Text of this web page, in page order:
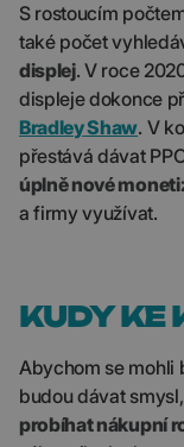
S rostoucím
také počet
displej. V roce
displeje dokonce
Bradley Shaw. V
přestává dávat
úplně nové
a firmy využívat.
KUDY KE
Abychom se mohli
budou dávat
probíhat nákupní